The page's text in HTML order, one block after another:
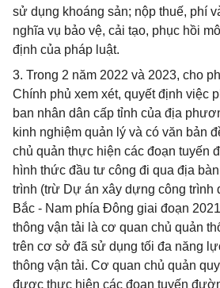
sử dụng khoáng sản; nộp thuế, phí
nghĩa vụ bảo vệ, cải tạo, phục hồi
định của pháp luật.
3. Trong 2 năm 2022 và 2023, cho
Chính phủ xem xét, quyết định việc
ban nhân dân cấp tỉnh của địa
kinh nghiệm quản lý và có văn bản
chủ quản thực hiện các đoạn tuyến
hình thức đầu tư công đi qua địa
trình (trừ Dự án xây dựng công trình
Bắc - Nam phía Đông giai đoạn
thông vận tải là cơ quan chủ quản
trên cơ sở đã sử dụng tối đa năng
thông vận tải. Cơ quan chủ quản
được thực hiện các đoạn tuyến